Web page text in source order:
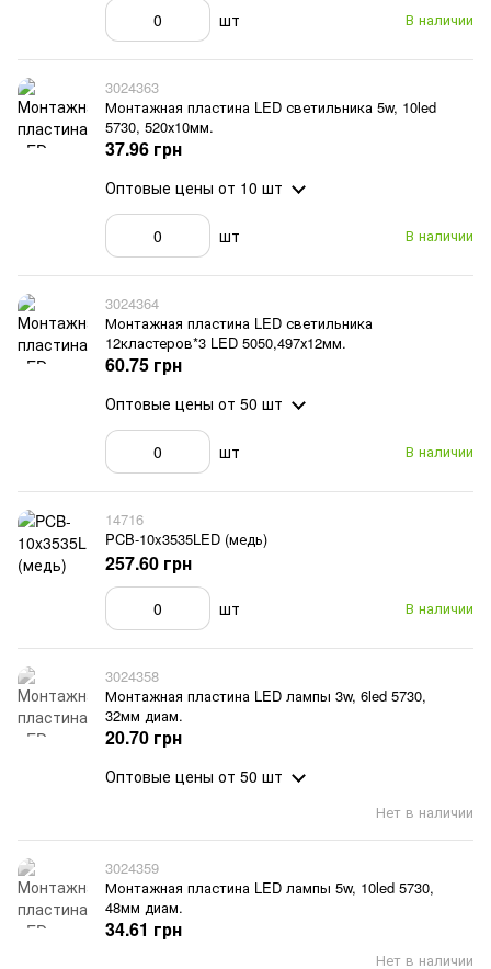
В наличии
шт
3024363
Монтажная пластина LED светильника 5w, 10led
5730, 520х10мм.
В наличии
37.96 грн
Оптовые цены от 10 шт
шт
3024364
Монтажная пластина LED светильника
12кластеров*3 LED 5050,497х12мм.
В наличии
60.75 грн
Оптовые цены от 50 шт
шт
14716
PCB-10x3535LED (медь)
В наличии
257.60 грн
шт
3024358
Монтажная пластина LED лампы 3w, 6led 5730,
32мм диам.
Нет в наличии
20.70 грн
Оптовые цены от 50 шт
3024359
Монтажная пластина LED лампы 5w, 10led 5730,
48мм диам.
Нет в наличии
34.61 грн